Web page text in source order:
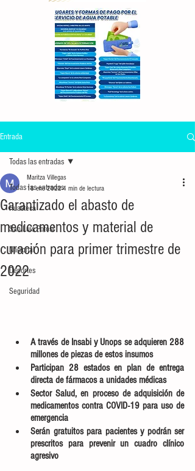
Entrada
Todas las entradas
Huasteca
San Luis Potosí
Nacional
Deportes
Seguridad
Todas las entradas
Garantizado el abasto de
medicamentos y material de
curación para primer trimestre de
2022
Maritza Villegas
18 ene 20224 min de lectura
A través de Insabi y Unops se adquieren 288
millones de piezas de estos insumos
Participan 28 estados en plan de entrega
directa de fármacos a unidades médicas
Sector Salud, en proceso de adquisición de
medicamentos contra COVID-19 para uso de
emergencia
Serán gratuitos para pacientes y podrán ser
prescritos para prevenir un cuadro clínico
agresivo